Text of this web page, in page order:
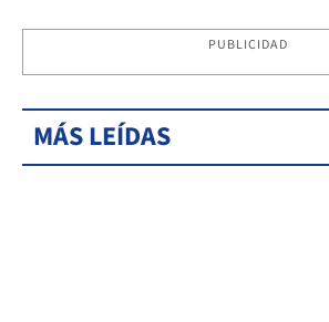
PUBLICIDAD
MÁS LEÍDAS